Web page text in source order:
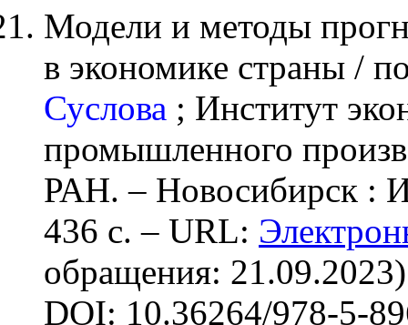
Модели и методы
в экономике страны /
Суслова ; Институт
промышленного
РАН. – Новосибирск
436 с. – URL:
обращения: 21.09.2023)
DOI: 10.36264/978-5-